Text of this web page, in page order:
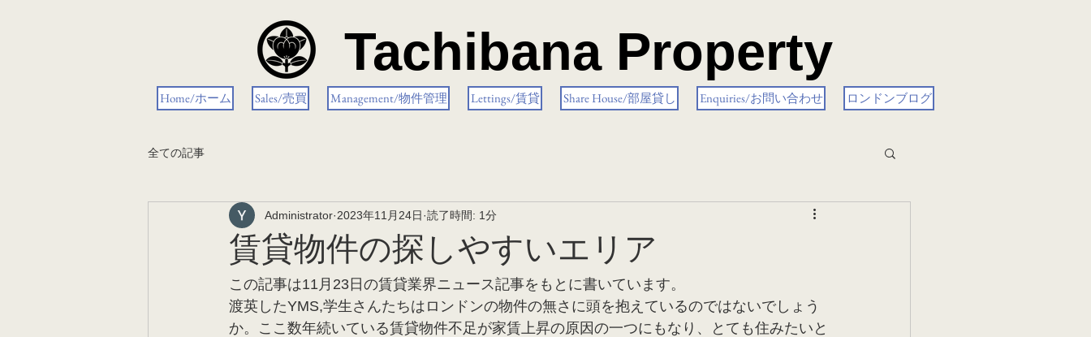
Tachibana Property
Home/ホーム Sales/売買 Management/物件管理 Lettings/賃貸 Share House/部屋貸し Enquiries/お問い合わせ ロンドンブログ
全ての記事
賃貸物件の探しやすいエリア
Administrator 2023年11月24日 読了時間: 1分
この記事は11月23日の賃貸業界ニュース記事をもとに書いています。
渡英したYMS,学生さんたちはロンドンの物件の無さに頭を抱えているのではないでしょう
か。ここ数年続いている賃貸物件不足が家賃上昇の原因の一つにもなり、とても住みたいと